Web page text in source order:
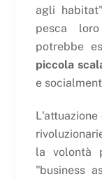
agli
pesca
potrebbe
piccola
e
la volontà
"business